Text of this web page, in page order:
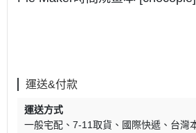
運送&付款
運送方式
一般宅配
7-11取貨 國際快遞
台灣